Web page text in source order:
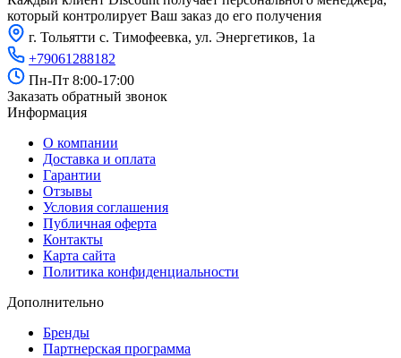
SsangYong
Subaru
Suzuki
Tata
Toyota
UAZ
Vauxhall
VAZ
Volvo
который контролирует Ваш заказ до его получения
г. Тольятти с. Тимофеевка, ул. Энергетиков, 1а
+79061288182
Пн-Пт 8:00-17:00
Заказать обратный звонок
Информация
О компании
Доставка и оплата
Гарантии
Отзывы
Условия соглашения
Публичная оферта
Контакты
Карта сайта
Политика конфиденциальности
Дополнительно
Бренды
Партнерская программа